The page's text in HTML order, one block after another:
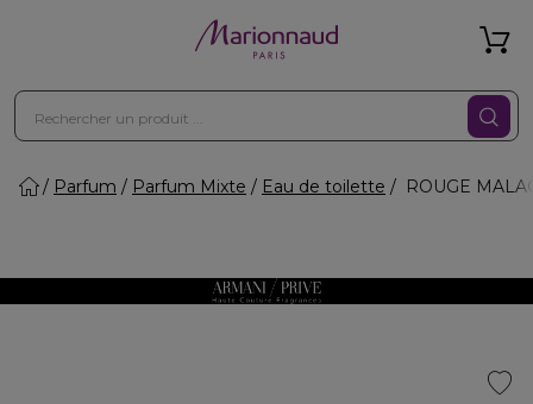
Parfum Parfum Mixte Eau de toilette ROUGE